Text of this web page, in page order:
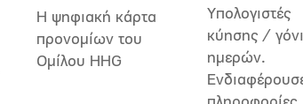
Η ψηφιακή κάρτα
προνομίων του
Ομίλου HHG
Υπολογιστές
κύησης /
ημερών.